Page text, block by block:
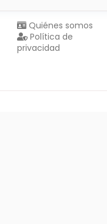
Quiénes somos
Política de
privacidad